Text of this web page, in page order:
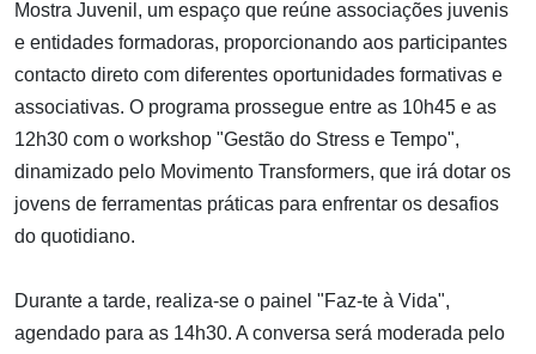
Mostra Juvenil, um espaço que reúne associações juvenis
e entidades formadoras, proporcionando aos participantes
contacto direto com diferentes oportunidades formativas e
associativas. O programa prossegue entre as 10h45 e as
12h30 com o workshop "Gestão do Stress e Tempo",
dinamizado pelo Movimento Transformers, que irá dotar os
jovens de ferramentas práticas para enfrentar os desafios
do quotidiano.
Durante a tarde, realiza-se o painel "Faz-te à Vida",
agendado para as 14h30. A conversa será moderada pelo